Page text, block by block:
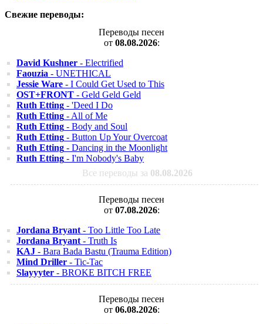
Свежие переводы:
Переводы песен
от 08.08.2026:
David Kushner - Electrified
Faouzia - UNETHICAL
Jessie Ware - I Could Get Used to This
OST+FRONT - Geld Geld Geld
Ruth Etting - 'Deed I Do
Ruth Etting - All of Me
Ruth Etting - Body and Soul
Ruth Etting - Button Up Your Overcoat
Ruth Etting - Dancing in the Moonlight
Ruth Etting - I'm Nobody's Baby
Все переводы за 08.08.2026
Переводы песен
от 07.08.2026:
Jordana Bryant - Too Little Too Late
Jordana Bryant - Truth Is
KAJ - Bara Bada Bastu (Trauma Edition)
Mind Driller - Tic-Tac
Slayyyter - BROKE BITCH FREE
Переводы песен
от 06.08.2026: